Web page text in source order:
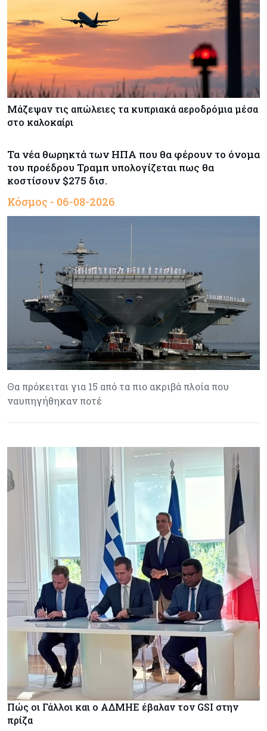
Μάζεψαν τις απώλειες τα κυπριακά αεροδρόμια μέσα
στο καλοκαίρι
Τα νέα θωρηκτά των ΗΠΑ που θα φέρουν το όνομα
του προέδρου Τραμπ υπολογίζεται πως θα
κοστίσουν $275 δισ.
Κόσμος - 06-08-2026
Θα πρόκειται για 15 από τα πιο ακριβά πλοία που
ναυπηγήθηκαν ποτέ
Πώς οι Γάλλοι και ο ΑΔΜΗΕ έβαλαν τον GSI στην
πρίζα